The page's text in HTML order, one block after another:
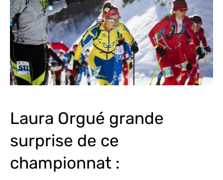
Laura Orgué grande
surprise de ce
championnat :